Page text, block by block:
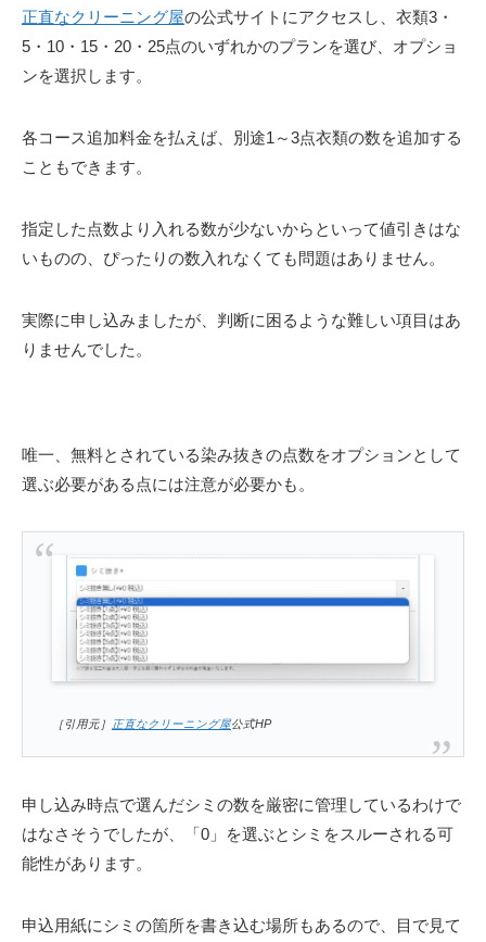
正直なクリーニング屋の公式サイトにアクセスし、衣類3・
5・10・15・20・25点のいずれかのプランを選び、オプショ
ンを選択します。
各コース追加料金を払えば、別途1～3点衣類の数を追加する
こともできます。
指定した点数より入れる数が少ないからといって値引きはな
いものの、ぴったりの数入れなくても問題はありません。
実際に申し込みましたが、判断に困るような難しい項目はあ
りませんでした。
唯一、無料とされている染み抜きの点数をオプションとして
選ぶ必要がある点には注意が必要かも。
［引用元］ 正直なクリーニング屋公式HP
申し込み時点で選んだシミの数を厳密に管理しているわけで
はなさそうでしたが、「0」を選ぶとシミをスルーされる可
能性があります。
申込用紙にシミの箇所を書き込む場所もあるので、目で見て